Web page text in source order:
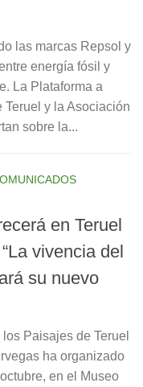
las marcas Repsol y
energía fósil y
La Plataforma a
Teruel y la Asociación
sobre la...
en Teruel
vivencia del
su nuevo
Paisajes de Teruel
ha organizado
en el Museo